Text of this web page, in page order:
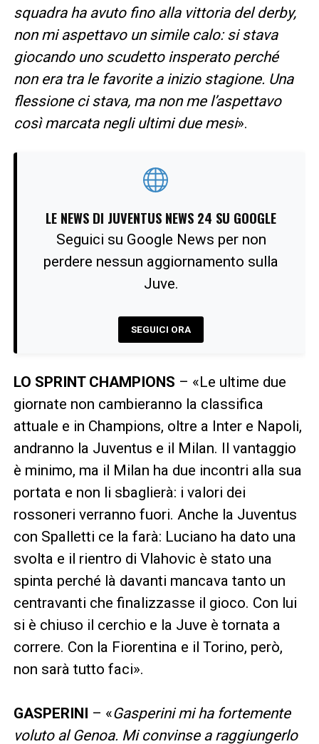
squadra ha avuto fino alla vittoria del derby,
non mi aspettavo un simile calo: si stava
giocando uno scudetto insperato perché
non era tra le favorite a inizio stagione. Una
flessione ci stava, ma non me l’aspettavo
così marcata negli ultimi due mesi».
LE NEWS DI JUVENTUS NEWS 24 SU GOOGLE
Seguici su Google News per non
perdere nessun aggiornamento sulla
Juve.
SEGUICI ORA
LO SPRINT CHAMPIONS – «Le ultime due
giornate non cambieranno la classifica
attuale e in Champions, oltre a Inter e Napoli,
andranno la Juventus e il Milan. Il vantaggio
è minimo, ma il Milan ha due incontri alla sua
portata e non li sbaglierà: i valori dei
rossoneri verranno fuori. Anche la Juventus
con Spalletti ce la farà: Luciano ha dato una
svolta e il rientro di Vlahovic è stato una
spinta perché là davanti mancava tanto un
centravanti che finalizzasse il gioco. Con lui
si è chiuso il cerchio e la Juve è tornata a
correre. Con la Fiorentina e il Torino, però,
non sarà tutto faci».
GASPERINI – «Gasperini mi ha fortemente
voluto al Genoa. Mi convinse a raggiungerlo